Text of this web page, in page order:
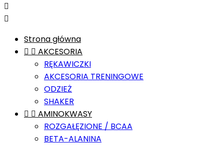


Strona główna
  AKCESORIA
RĘKAWICZKI
AKCESORIA TRENINGOWE
ODZIEŻ
SHAKER
  AMINOKWASY
ROZGAŁĘZIONE / BCAA
BETA-ALANINA